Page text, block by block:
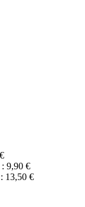
: 9,90 €
13,50 €